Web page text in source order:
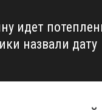
идет
назвали дату